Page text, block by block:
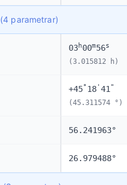
(4 parametrar)
03h00m56s
(3.015812 h)
+45° 18' 41 "
(45.311574 °)
56.241963°
26.979488°